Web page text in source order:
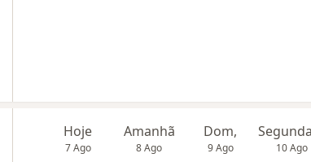
Hoje
7 Ago
Amanhã
8 Ago
Dom,
9 Ago 10 Ago